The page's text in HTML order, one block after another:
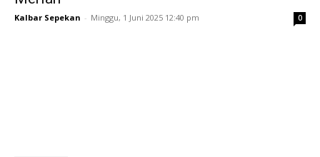
Kalbar Sepekan - Minggu, 1 Juni 2025 12:40 pm 0